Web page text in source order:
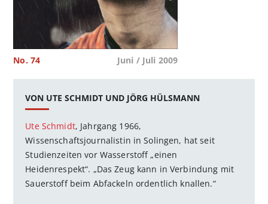
No. 74 Juni / Juli 2009
VON UTE SCHMIDT UND JÖRG HÜLSMANN
Ute Schmidt, Jahrgang 1966,
Wissenschaftsjournalistin in Solingen, hat seit
Studienzeiten vor Wasserstoff „einen
Heidenrespekt“. „Das Zeug kann in Verbindung mit
Sauerstoff beim Abfackeln ordentlich knallen.“